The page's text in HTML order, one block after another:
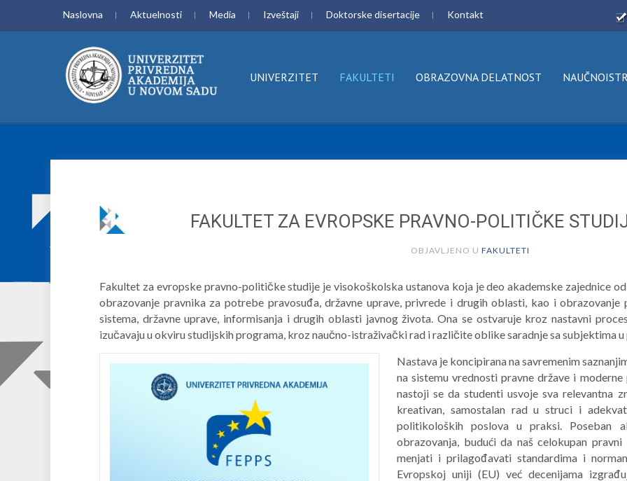
Naslovna Aktuelnosti Media Izveštaji Doktorske disertacije Kontakt
UNIVERZITET FAKULTETI OBRAZOVNA DELATNOST
FAKULTET ZA EVROPSKE PRAVNO-POLITIČKE
OBJAVLJENO U FAKULTETI
Fakultet za evropske pravno-političke studije je visokoškolska ustanova koja je deo akademske zajednice
obrazovanje pravnika za potrebe pravosuđa, državne uprave, privrede i drugih oblasti, kao i
sistema, državne uprave, informisanja i drugih oblasti javnog života. Ona se ostvaruje kroz nastavni
izučavaju u okviru studijskih programa, kroz naučno-istraživački rad i različite oblike saradnje sa subjektima u
Nastava je koncipirana na savremenim
na sistemu vrednosti pravne države i
nastoji se da studenti usvoje sva relevantna
kreativan, samostalan rad u struci i
politikoloških poslova u praksi. Poseban
obrazovanja, budući da naš celokupan
menjati i prilagođavati standardima i
Evropskoj uniji (EU) već decenijama